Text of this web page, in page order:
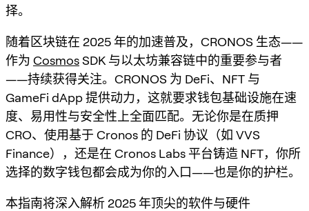
择。
随着区块链在 2025 年的加速普及，CRONOS 生态——
作为 CosmosSDK 与以太坊兼容链中的重要参与者
——持续获得关注。CRONOS 为 DeFi、NFT 与
GameFi dApp 提供动力，这就要求钱包基础设施在速
度、易用性与安全性上全面匹配。无论你是在质押
CRO、使用基于 Cronos 的 DeFi 协议（如 VVS
Finance），还是在 Cronos Labs 平台铸造 NFT，你所
选择的数字钱包都会成为你的入口——也是你的护栏。
本指南将深入解析 2025 年顶尖的软件与硬件